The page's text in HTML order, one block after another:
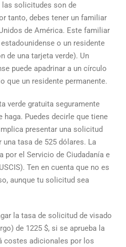
las solicitudes son de
tanto, debes tener un familiar
de América. Este familiar
o un residente
de una tarjeta verde). Un
puede apadrinar a un círculo
que un residente permanente.
verde gratuita seguramente
haga. Puedes decirle que tiene
presentar una solicitud
una tasa de 525 dólares. La
por el Servicio de Ciudadanía e
Ten en cuenta que no es
aunque tu solicitud sea
la tasa de solicitud de visado
de 1225 $, si se aprueba la
costes adicionales por los